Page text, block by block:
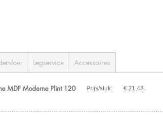
Legservice Accessoires
MDF Moderne Plint 120
Prijs/stuk: € 21,48